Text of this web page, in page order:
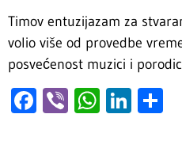
Timov entuzijazam za
volio više od provedbe
posvećenost muzici i
Facebook
Viber